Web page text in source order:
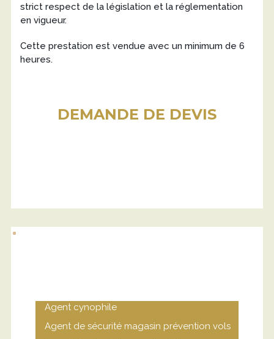
strict respect de la législation et la réglementation
en vigueur.
Cette prestation est vendue avec un minimum de 6
heures.
DEMANDE DE DEVIS
Agent cynophile
Agent de sécurité magasin prévention vols